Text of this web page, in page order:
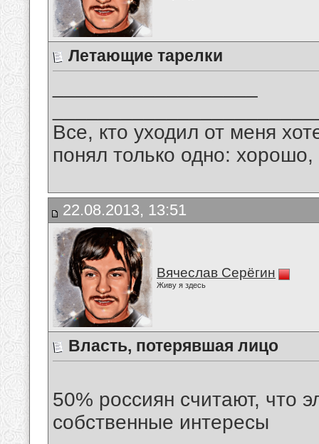
Летающие тарелки
Все, кто уходил от меня
понял только одно:
22.08.2013, 13:51
Вячеслав Серёгин
Живу я здесь
Власть, потерявшая лицо
50% россиян считают, что
собственные интересы